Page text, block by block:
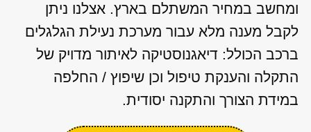
ומחשב במחיר המשתלם בארץ. אצלנו ניתן
לקבל מענה מלא עבור מערכת נעילת הגלגלים
ברכב הכולל: דיאגנוסטיקה לאיתור מדויק של
התקלה והענקת טיפול וכן שיפוץ / החלפה
במידת הצורך והתקנה יסודית.